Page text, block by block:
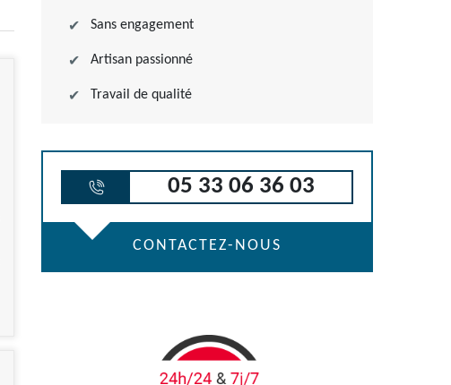
Sans engagement
Artisan passionné
Travail de qualité
05 33 06 36 03
CONTACTEZ-NOUS